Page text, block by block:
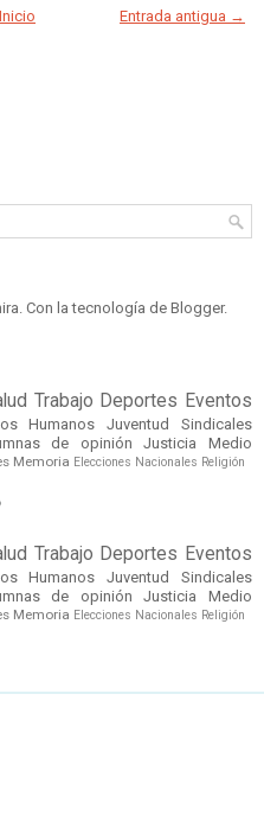
Entrada antigua →
Inicio
Con la tecnología de Blogger.
Trabajo Deportes Eventos
Humanos Juventud
Sindicales
de opinión Justicia
Medio
Memoria Elecciones Nacionales Religión
Trabajo Deportes Eventos
Humanos Juventud
Sindicales
de opinión Justicia
Medio
Memoria Elecciones Nacionales Religión